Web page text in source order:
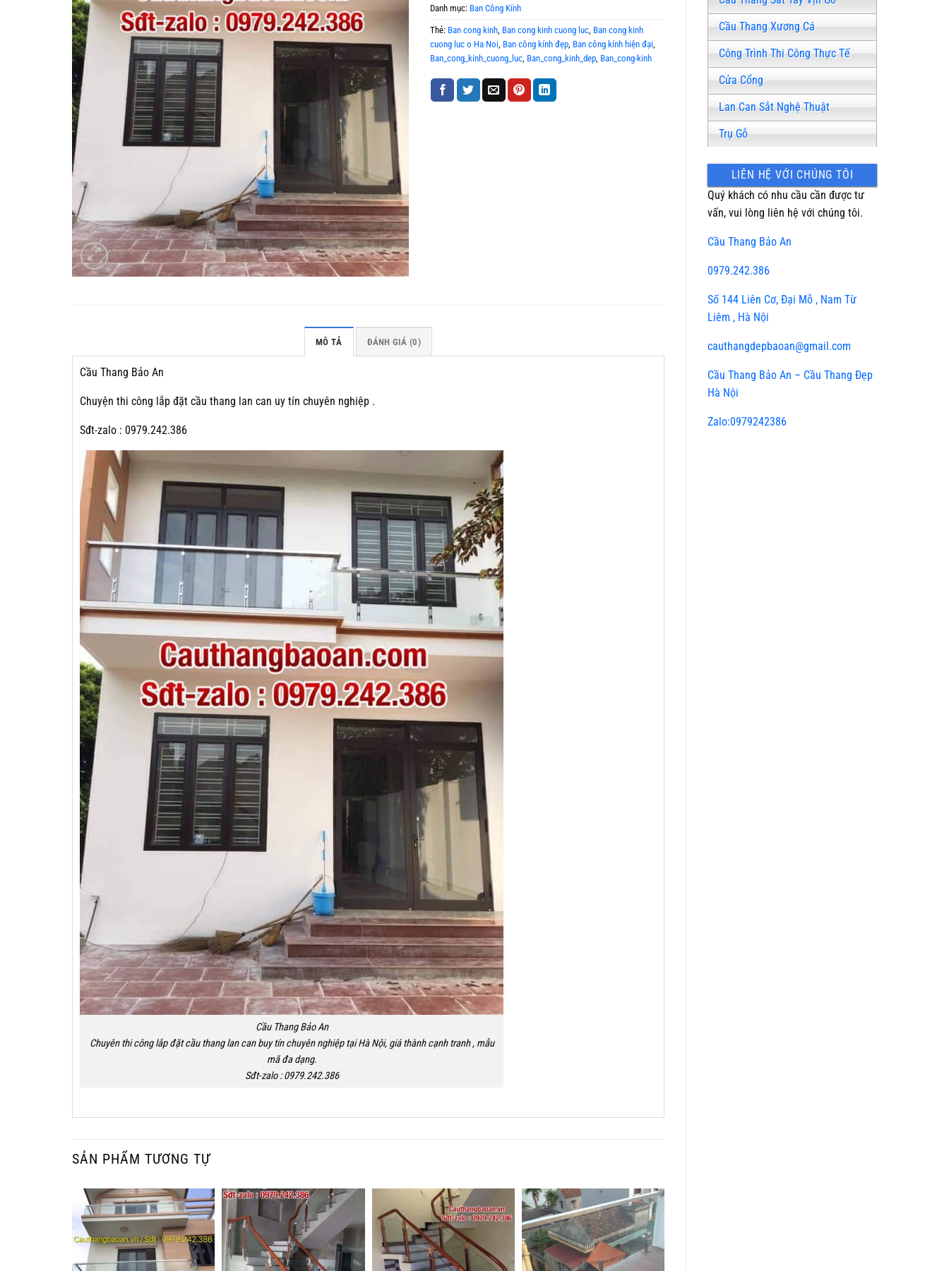
Cầu Thang Xương Cá
Công Trình Thi Công Thực Tế
Cửa Cổng
Lan Can Sắt Nghệ Thuật
Trụ Gỗ
LIÊN HỆ VỚI CHÚNG TÔI
Quý khách có nhu cầu cần được tư
vấn, vui lòng liên hệ với chúng tôi.
Cầu Thang Bảo An
0979.242.386
Số 144 Liên Cơ, Đại Mỗ , Nam Từ
Liêm , Hà Nội
cauthangdepbaoan@gmail.com
Cầu Thang Bảo An – Cầu Thang Đẹp
Hà Nội
Zalo:0979242386
Danh mục: Ban Công Kính
Thẻ: Ban cong kinh, Ban cong kinh cuong luc, Ban cong kinh
cuong luc o Ha Noi, Ban công kính đẹp, Ban công kính hiện đại,
Ban_cong_kinh_cuong_luc, Ban_cong_kinh_dep, Ban_cong-kinh
MÔ TẢ ĐÁNH GIÁ (0)
Cầu Thang Bảo An
Chuyện thi công lắp đặt cầu thang lan can uy tín chuyên nghiệp .
Sđt-zalo : 0979.242.386
Cầu Thang Bảo An
Chuyên thi công lắp đặt cầu thang lan can buy tín chuyên nghiệp tại Hà Nội, giá thành cạnh tranh , mẫu
mã đa dạng.
Sđt-zalo : 0979.242.386
SẢN PHẨM TƯƠNG TỰ